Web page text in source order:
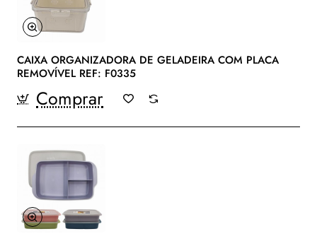
CAIXA ORGANIZADORA DE GELADEIRA COM PLACA
REMOVÍVEL REF: F0335
Comprar